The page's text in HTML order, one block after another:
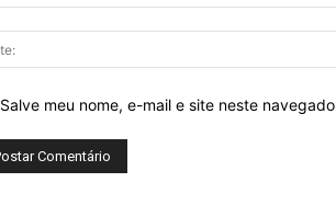
Salve meu nome, e-mail e site neste